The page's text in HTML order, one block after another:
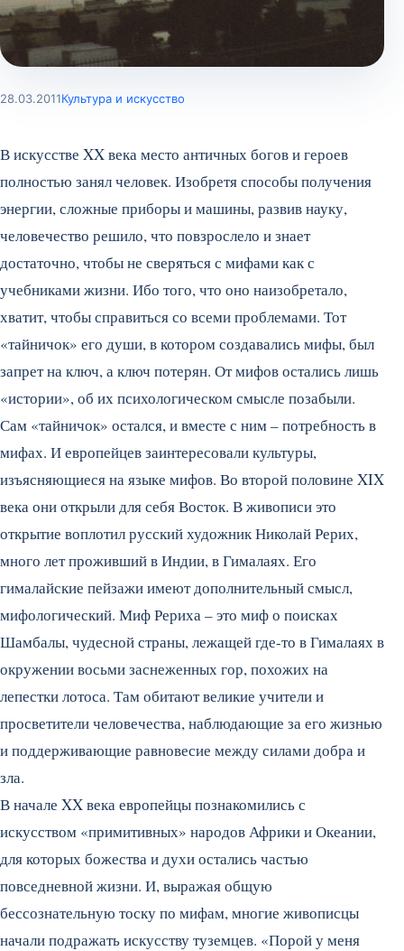
28.03.2011Культура и искусство
В искусстве XX века место античных богов и героев
полностью занял человек. Изобретя способы получения
энергии, сложные приборы и машины, развив науку,
человечество решило, что повзрослело и знает
достаточно, чтобы не сверяться с мифами как с
учебниками жизни. Ибо того, что оно наизобретало,
хватит, чтобы справиться со всеми проблемами. Тот
«тайничок» его души, в котором создавались мифы, был
запрет на ключ, а ключ потерян. От мифов остались лишь
«истории», об их психологическом смысле позабыли.
Сам «тайничок» остался, и вместе с ним – потребность в
мифах. И европейцев заинтересовали культуры,
изъясняющиеся на языке мифов. Во второй половине XIX
века они открыли для себя Восток. В живописи это
открытие воплотил русский художник Николай Рерих,
много лет проживший в Индии, в Гималаях. Его
гималайские пейзажи имеют дополнительный смысл,
мифологический. Миф Рериха – это миф о поисках
Шамбалы, чудесной страны, лежащей где-то в Гималаях в
окружении восьми заснеженных гор, похожих на
лепестки лотоса. Там обитают великие учители и
просветители человечества, наблюдающие за его жизнью
и поддерживающие равновесие между силами добра и
зла.
В начале XX века европейцы познакомились с
искусством «примитивных» народов Африки и Океании,
для которых божества и духи остались частью
повседневной жизни. И, выражая общую
бессознательную тоску по мифам, многие живописцы
начали подражать искусству туземцев. «Порой у меня